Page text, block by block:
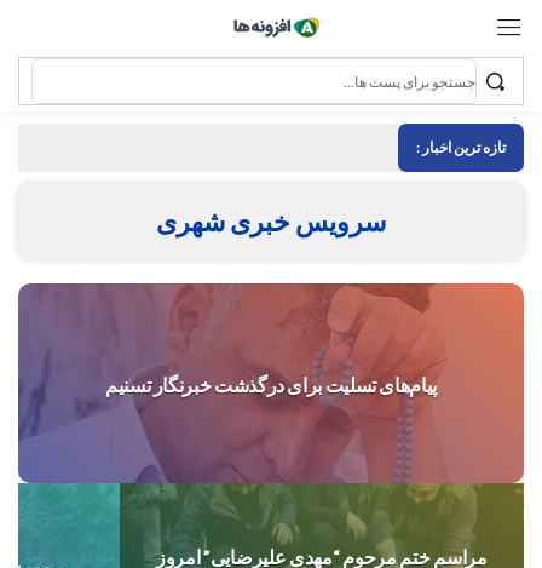
تازه ترین اخبار :
سرویس خبری شهری
پیام‌های تسلیت برای درگذشت خبرنگار تسنیم
مراسم ختم مرحوم “مهدی علیرضایی” امروز